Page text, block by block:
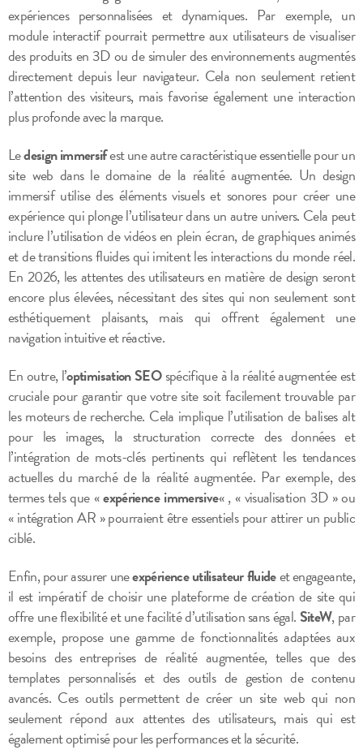
expériences personnalisées et dynamiques. Par exemple, un
module interactif pourrait permettre aux utilisateurs de visualiser
des produits en 3D ou de simuler des environnements augmentés
directement depuis leur navigateur. Cela non seulement retient
l’attention des visiteurs, mais favorise également une interaction
plus profonde avec la marque.
Ledesign immersifest une autre caractéristique essentielle pour un
site web dans le domaine de la réalité augmentée. Un design
immersif utilise des éléments visuels et sonores pour créer une
expérience qui plonge l’utilisateur dans un autre univers. Cela peut
inclure l’utilisation de vidéos en plein écran, de graphiques animés
et de transitions fluides qui imitent les interactions du monde réel.
En 2026, les attentes des utilisateurs en matière de design seront
encore plus élevées, nécessitant des sites qui non seulement sont
esthétiquement plaisants, mais qui offrent également une
navigation intuitive et réactive.
En outre, l’optimisation SEOspécifique à la réalité augmentée est
cruciale pour garantir que votre site soit facilement trouvable par
les moteurs de recherche. Cela implique l’utilisation de balises alt
pour les images, la structuration correcte des données et
l’intégration de mots-clés pertinents qui reflètent les tendances
actuelles du marché de la réalité augmentée. Par exemple, des
termes tels que «expérience immersive« , « visualisation 3D » ou
« intégration AR » pourraient être essentiels pour attirer un public
ciblé.
Enfin, pour assurer uneexpérience utilisateur fluideet engageante,
il est impératif de choisir une plateforme de création de site qui
offre une flexibilité et une facilité d’utilisation sans égal. SiteW, par
exemple, propose une gamme de fonctionnalités adaptées aux
besoins des entreprises de réalité augmentée, telles que des
templates personnalisés et des outils de gestion de contenu
avancés. Ces outils permettent de créer un site web qui non
seulement répond aux attentes des utilisateurs, mais qui est
également optimisé pour les performances et la sécurité.